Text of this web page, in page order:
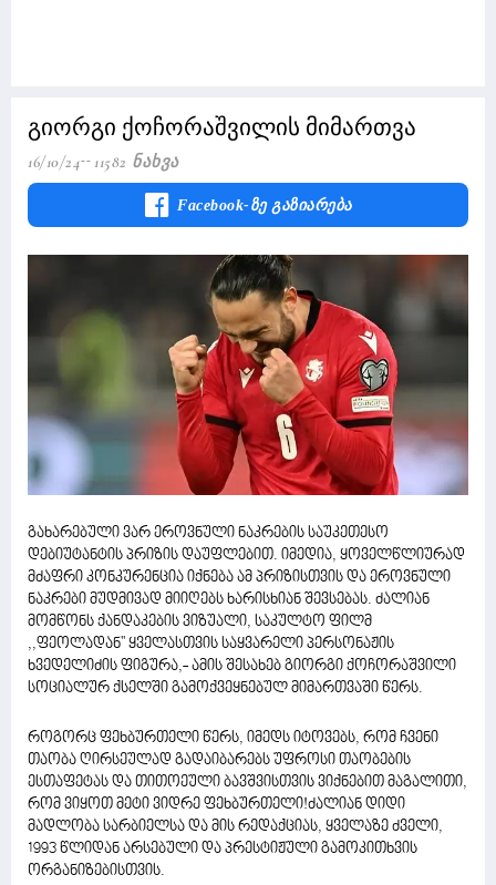
გიორგი ქოჩორაშვილის მიმართვა
16/10/24 11582 Ნახვა
Facebook-Ზე Გაზიარება
გახარებული ვარ ეროვნული ნაკრების საუკეთესო
დებიუტანტის პრიზის დაუფლებით. იმედია, ყოველწლიურად
მძაფრი კონკურენცია იქნება ამ პრიზისთვის და ეროვნული
ნაკრები მუდმივად მიიღებს ხარისხიან შევსებას. ძალიან
მომწონს ქანდაკების ვიზუალი, საკულტო ფილმ
,,ფეოლადან'' ყველასთვის საყვარელი პერსონაჟის
ხვედელიძის ფიგურა,- ამის შესახებ გიორგი ქოჩორაშვილი
სოციალურ ქსელში გამოქვეყნებულ მიმართვაში წერს.
როგორც ფეხბურთელი წერს, იმედს იტოვებს, რომ ჩვენი
თაობა ღირსეულად გადაიბარებს უფროსი თაობების
ესთაფეტას და თითოეული ბავშვისთვის ვიქნებით მაგალითი,
რომ ვიყოთ მეტი ვიდრე ფეხბურთელი!ძალიან დიდი
მადლობა სარბიელსა და მის რედაქციას, ყველაზე ძველი,
1993 წლიდან არსებული და პრესტიჟული გამოკითხვის
ორგანიზებისთვის.